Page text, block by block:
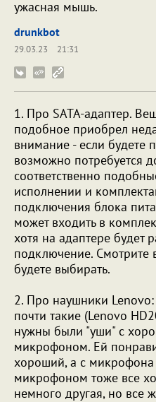
ужасная мышь.
drunkbot
29.03.23
21:31
1. Про SATA-адаптер.
подобное приобрел
внимание - если будете
возможно потребуется
соответственно
исполнении и
подключения блока
может входить в
хотя на адаптере будет
подключение. Смотрите
будете выбирать.
2. Про наушники
почти такие (Lenovo
нужны были "уши" с
микрофоном. Ей
хороший, а с микрофона
микрофоном тоже все
немного другая, но все